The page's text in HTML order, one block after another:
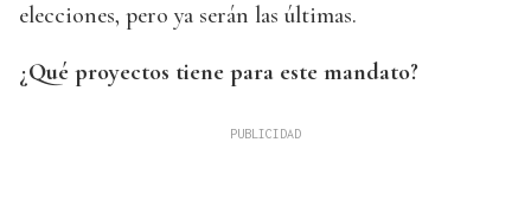
elecciones, pero ya serán las últimas.
¿Qué proyectos tiene para este mandato?